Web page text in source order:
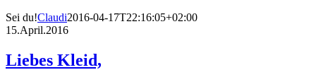
Sei du!Claudi2016-04-17T22:16:05+02:00
15.April.2016
Liebes Kleid,